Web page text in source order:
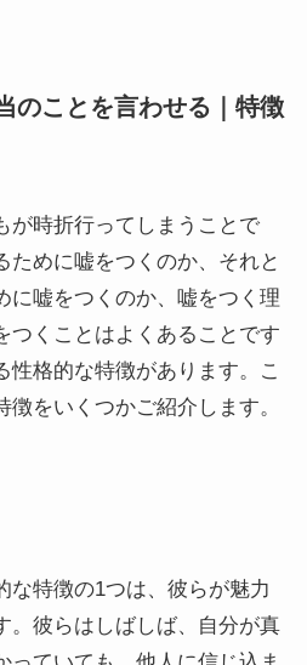
のことを言わせる｜特徴
が時折行ってしまうことで
ために嘘をつくのか、それと
に嘘をつくのか、嘘をつく理
つくことはよくあることです
性格的な特徴があります。こ
をいくつかご紹介します。
な特徴の1つは、彼らが魅力
。彼らはしばしば、自分が真